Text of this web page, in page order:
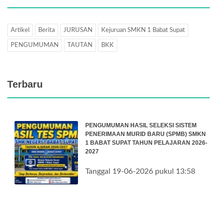
Artikel Berita JURUSAN Kejuruan SMKN 1 Babat Supat
PENGUMUMAN TAUTAN BKK
Terbaru
PENGUMUMAN HASIL SELEKSI SISTEM
PENERIMAAN MURID BARU (SPMB) SMKN
1 BABAT SUPAT TAHUN PELAJARAN 2026-
2027
Tanggal 19-06-2026 pukul 13:58